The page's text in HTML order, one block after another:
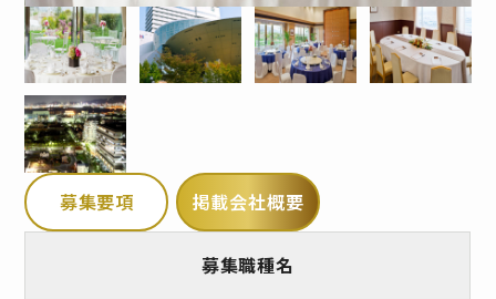
募集要項 掲載会社概要
募集職種名